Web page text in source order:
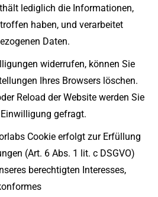
lediglich die Informationen,
haben, und verarbeitet
Daten.
widerrufen, können Sie
Ihres Browsers löschen.
Reload der Website werden Sie
gefragt.
Cookie erfolgt zur Erfüllung
(Art. 6 Abs. 1 lit. c DSGVO)
berechtigten Interesses,